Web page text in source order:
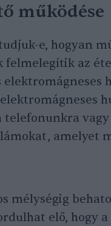
működése
e, hogyan
az
telefonunkra
amelyet
mélységig
elő, hogy